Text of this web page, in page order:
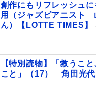
創作にもリフレッシュ
用（ジャズピアニスト
ん）【LOTTE TIMES】
【特別読物】「救うこ
こと」（17） 角田光代